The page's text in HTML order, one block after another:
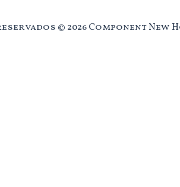
© 2026 Component New